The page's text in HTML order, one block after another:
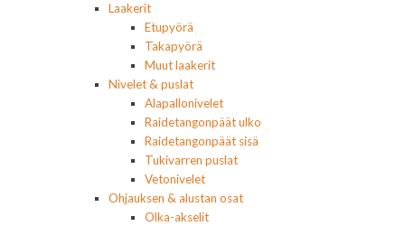
Laakerit
Etupyörä
Takapyörä
Muut laakerit
Nivelet & puslat
Alapallonivelet
Raidetangonpäät ulko
Raidetangonpäät sisä
Tukivarren puslat
Vetonivelet
Ohjauksen & alustan osat
Olka-akselit